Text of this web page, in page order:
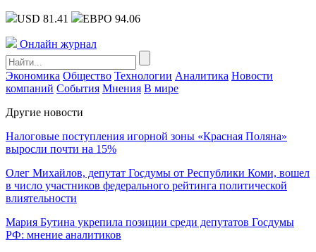
USD 81.41 ЕВРО 94.06
Онлайн журнал
Экономика Общество Технологии Аналитика Новости
компаний События Мнения В мире
Другие новости
Налоговые поступления игорной зоны «Красная Поляна»
выросли почти на 15%
Олег Михайлов, депутат Госдумы от Республики Коми, вошел
в число участников федерального рейтинга политической
влиятельности
Мария Бутина укрепила позиции среди депутатов Госдумы
РФ: мнение аналитиков